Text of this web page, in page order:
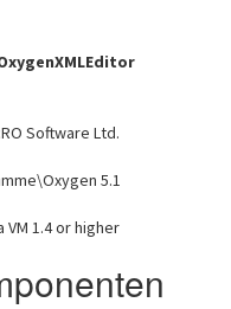
Software Ltd.
5.1
1.4 or higher